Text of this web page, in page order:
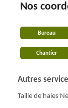
Nos
Bureau
Chantier
Autres
Taille de haies